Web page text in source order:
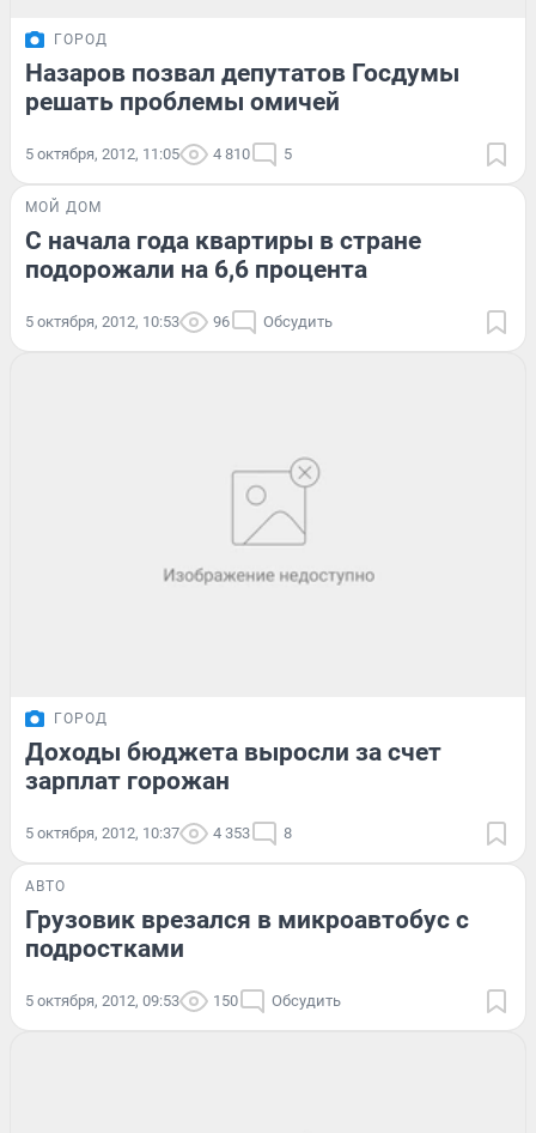
ГОРОД
Назаров позвал депутатов Госдумы
решать проблемы омичей
5 октября, 2012, 11:05 4 810 5
МОЙ ДОМ
С начала года квартиры в стране
подорожали на 6,6 процента
5 октября, 2012, 10:53 96 Обсудить
ГОРОД
Доходы бюджета выросли за счет
зарплат горожан
5 октября, 2012, 10:37 4 353 8
АВТО
Грузовик врезался в микроавтобус с
подростками
5 октября, 2012, 09:53 150 Обсудить